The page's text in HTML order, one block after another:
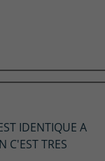
IDENTIQUE A
C'EST TRES